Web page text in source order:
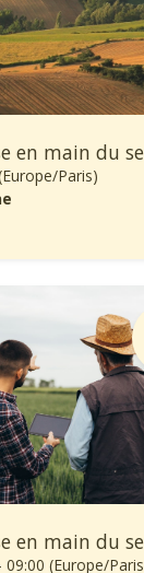
Europe/Paris)
09:00 (Europe/Paris